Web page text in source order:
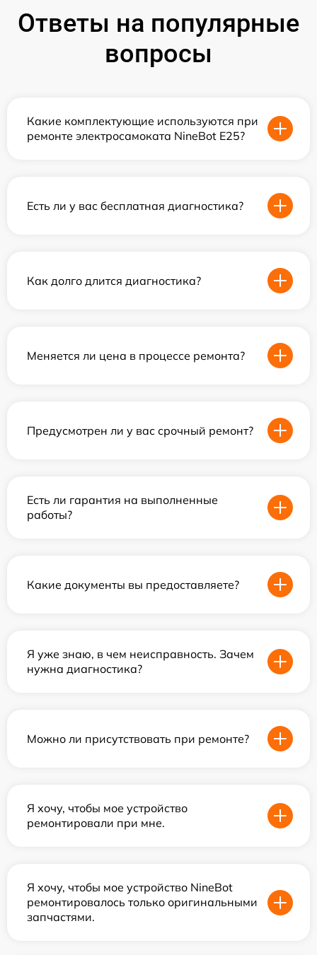
Ответы на популярные
вопросы
Какие комплектующие используются при
ремонте электросамоката NineBot E25?
Есть ли у вас бесплатная диагностика?
Как долго длится диагностика?
Меняется ли цена в процессе ремонта?
Предусмотрен ли у вас срочный ремонт?
Есть ли гарантия на выполненные
работы?
Какие документы вы предоставляете?
Я уже знаю, в чем неисправность. Зачем
нужна диагностика?
Можно ли присутствовать при ремонте?
Я хочу, чтобы мое устройство
ремонтировали при мне.
Я хочу, чтобы мое устройство NineBot
ремонтировалось только оригинальными
запчастями.